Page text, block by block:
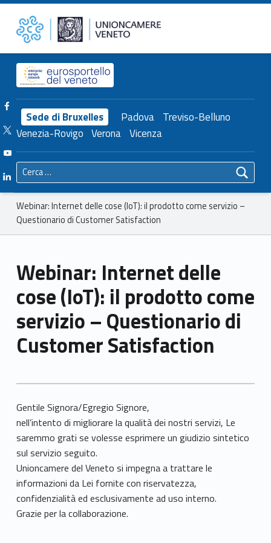
Webinar: Internet delle cose (IoT): il prodotto come servizio – Questionario di Customer Satisfaction – Unioncamere del Veneto Unioncamere del Veneto
Header info sidebar
Sede di Bruxelles Padova Treviso-Belluno
Venezia-Rovigo Verona Vicenza
Facebook Unioncamere Veneto
Twitter Unioncamere Veneto
Youtube Unioncamere Veneto
Linkedin Unioncamere Veneto
Ricerca per:
Breadcrumbs navigation
Webinar: Internet delle cose (IoT): il prodotto come servizio –
Questionario di Customer Satisfaction
Webinar: Internet delle
cose (IoT): il prodotto come
servizio – Questionario di
Customer Satisfaction
Gentile Signora/Egregio Signore,
nell’intento di migliorare la qualità dei nostri servizi, Le
saremmo grati se volesse esprimere un giudizio sintetico
sul servizio seguito.
Unioncamere del Veneto si impegna a trattare le
informazioni da Lei fornite con riservatezza,
confidenzialità ed esclusivamente ad uso interno.
Grazie per la collaborazione.